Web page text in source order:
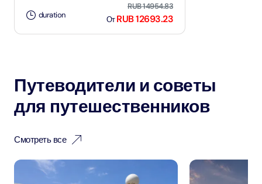
duration
RUB 14954.83
ОтRUB 12693.23
Путеводители и советы
для путешественников
Смотреть все